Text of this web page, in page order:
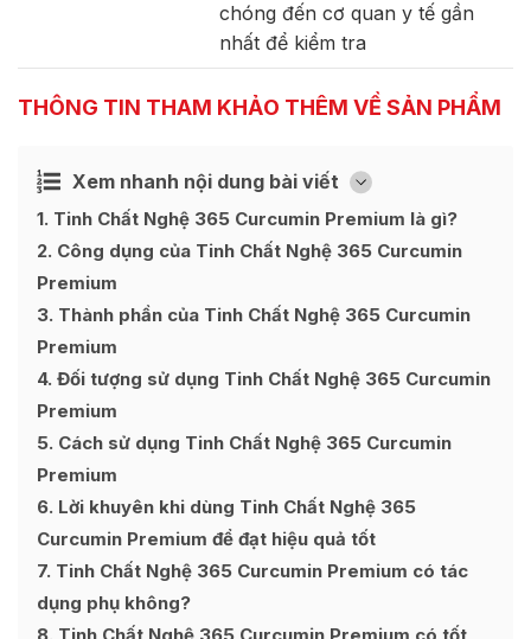
chóng đến cơ quan y tế gần
nhất để kiểm tra
THÔNG TIN THAM KHẢO THÊM VỀ SẢN PHẨM
Xem nhanh nội dung bài viết [
Ẩn
1 Tinh Chất Nghệ 365 Curcumin Premium là gì?
2 Công dụng của Tinh Chất Nghệ 365 Curcumin
Premium
3 Thành phần của Tinh Chất Nghệ 365 Curcumin
Premium
4 Đối tượng sử dụng Tinh Chất Nghệ 365 Curcumin
Premium
5 Cách sử dụng Tinh Chất Nghệ 365 Curcumin
Premium
6 Lời khuyên khi dùng Tinh Chất Nghệ 365
Curcumin Premium để đạt hiệu quả tốt
7 Tinh Chất Nghệ 365 Curcumin Premium có tác
dụng phụ không?